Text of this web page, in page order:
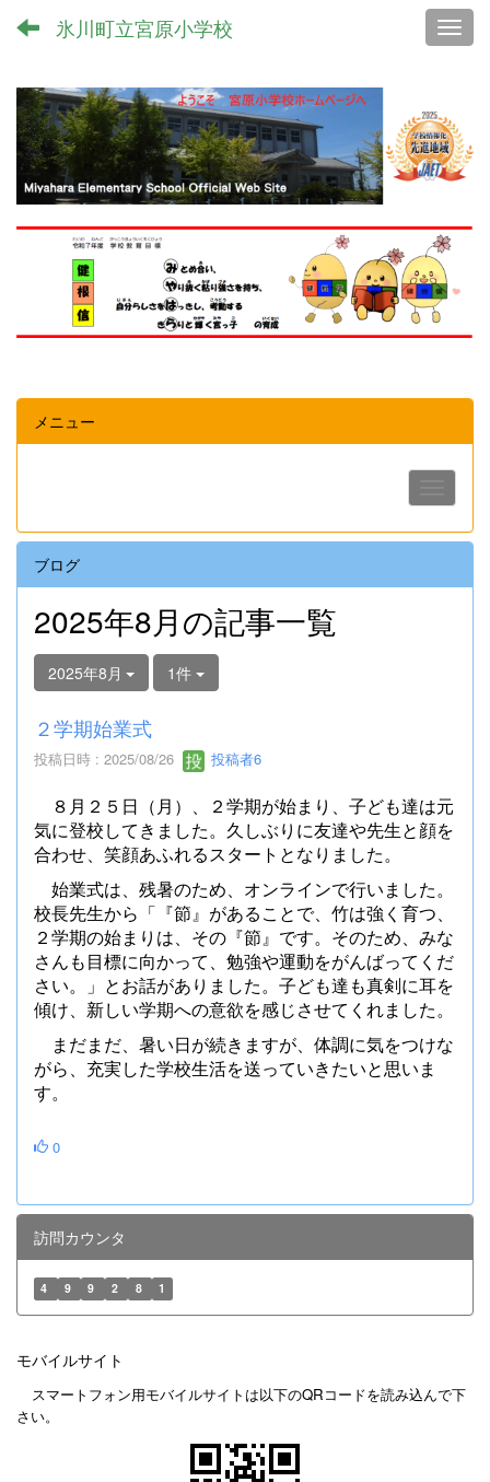
氷川町立宮原小学校
メニュー
ブログ
2025年8月の記事一覧
2025年8月 1件
２学期始業式
投稿日時 : 2025/08/26 投稿者6
８月２５日（月）、２学期が始まり、子ども達は元
気に登校してきました。久しぶりに友達や先生と顔を
合わせ、笑顔あふれるスタートとなりました。
始業式は、残暑のため、オンラインで行いました。
校長先生から「『節』があることで、竹は強く育つ、
２学期の始まりは、その『節』です。そのため、みな
さんも目標に向かって、勉強や運動をがんばってくだ
さい。」とお話がありました。子ども達も真剣に耳を
傾け、新しい学期への意欲を感じさせてくれました。
まだまだ、暑い日が続きますが、体調に気をつけな
がら、充実した学校生活を送っていきたいと思いま
す。
0
訪問カウンタ
4 9 9 2 8 1
モバイルサイト
スマートフォン用モバイルサイトは以下のQRコードを読み込んで下
さい。